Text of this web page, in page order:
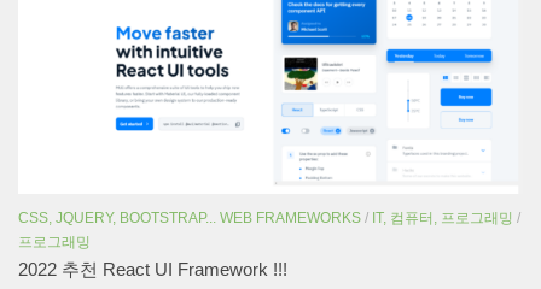
CSS, JQUERY, BOOTSTRAP... WEB FRAMEWORKS / IT, 컴퓨터, 프로그래밍 /
프로그래밍
2022 추천 React UI Framework !!!